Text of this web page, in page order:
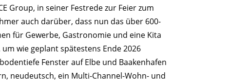
Group, in seiner Festrede zur Feier zum
auch darüber, dass nun das über 600-
für Gewerbe, Gastronomie und eine Kita
wie geplant spätestens Ende 2026
Fenster auf Elbe und Baakenhafen
neudeutsch, ein Multi-Channel-Wohn- und